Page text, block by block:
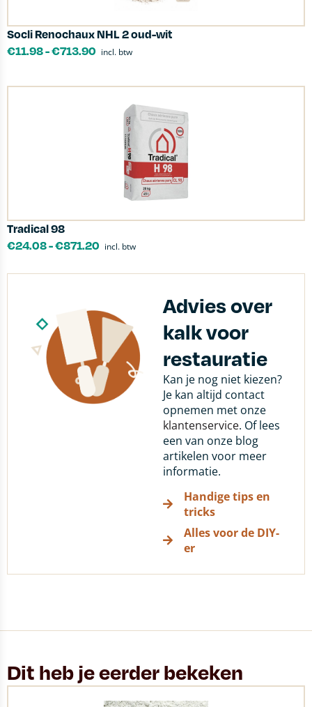
Socli Renochaux NHL 2 oud-wit
€11.98-€713.90 incl. btw
Tradical 98
€24.08-€871.20 incl. btw
Advies over
kalk voor
restauratie
Kan je nog niet kiezen?
Je kan altijd contact
opnemen met onze
klantenservice. Of lees
een van onze blog
artikelen voor meer
informatie.
Handige tips en
tricks
Alles voor de DIY-
er
Dit heb je eerder bekeken